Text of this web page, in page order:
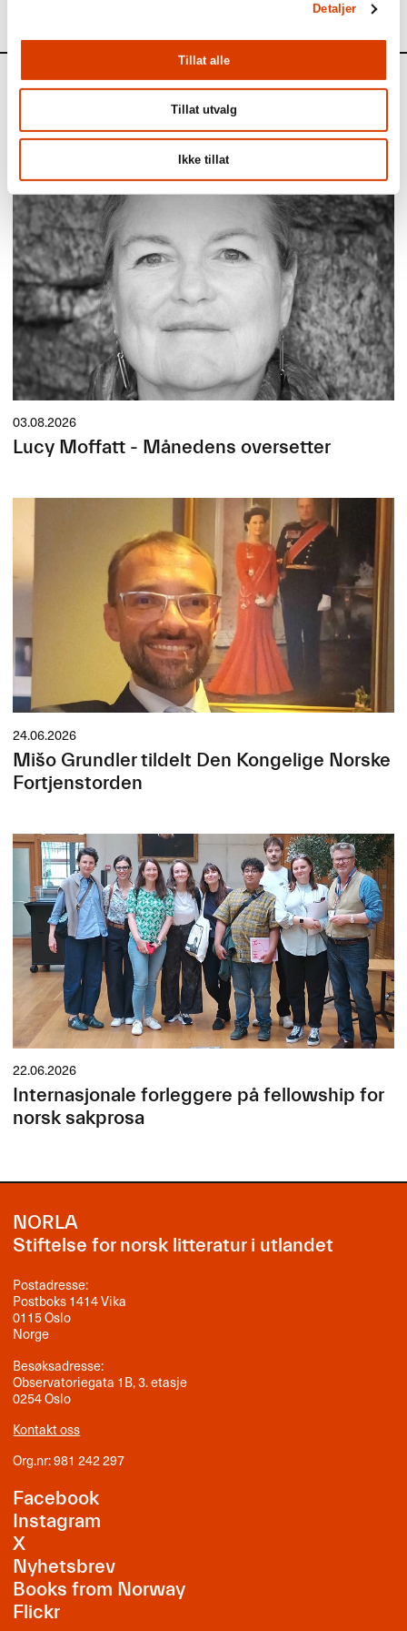
Detaljer
Tillat alle
Tillat utvalg
Ikke tillat
Aktuelt
Siste saker
03.08.2026
Lucy Moffatt - Månedens oversetter
24.06.2026
Mišo Grundler tildelt Den Kongelige Norske
Fortjenstorden
22.06.2026
Internasjonale forleggere på fellowship for
norsk sakprosa
NORLA
Stiftelse for norsk litteratur i utlandet
Postadresse:
Postboks 1414 Vika
0115 Oslo
Norge
Besøksadresse:
Observatoriegata 1B, 3. etasje
0254 Oslo
Kontakt oss
Org.nr: 981 242 297
Facebook
Instagram
X
Nyhetsbrev
Books from Norway
Flickr